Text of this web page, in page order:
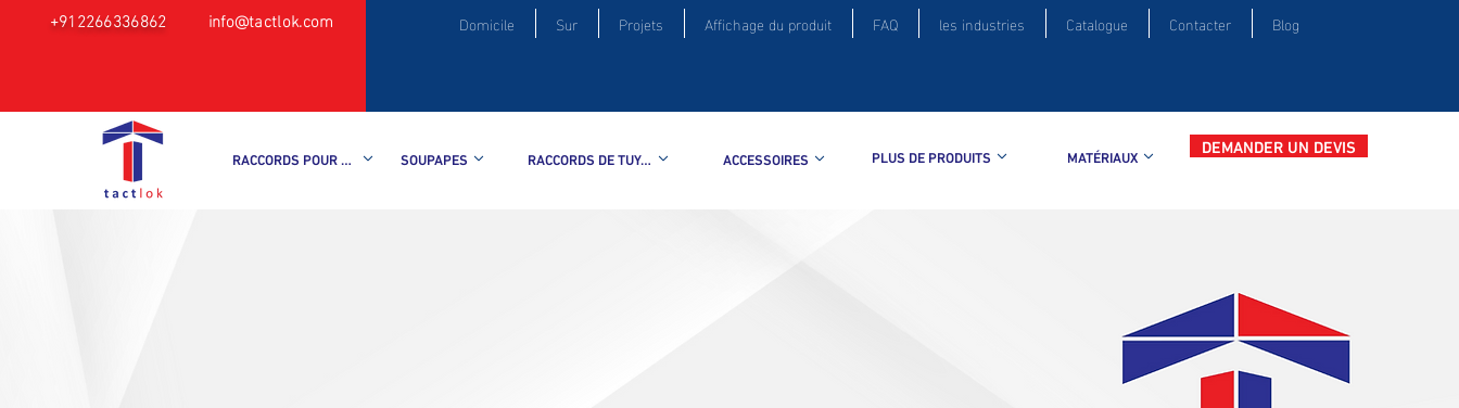
+912266336862 info@tactlok.com Domicile Sur Projets Affichage du produit FAQ les industries Catalogue Contacter Blog
RACCORDS POUR TUBES SOUPAPES RACCORDS DE TUYAUTERIE ACCESSOIRES PLUS DE PRODUITS MATÉRIAUX DEMANDER UN DEVIS